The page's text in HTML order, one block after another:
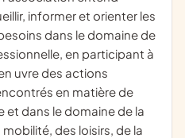
informer et orienter les
dans le domaine de
en participant à
uvre des actions
en matière de
dans le domaine de la
des loisirs, de la